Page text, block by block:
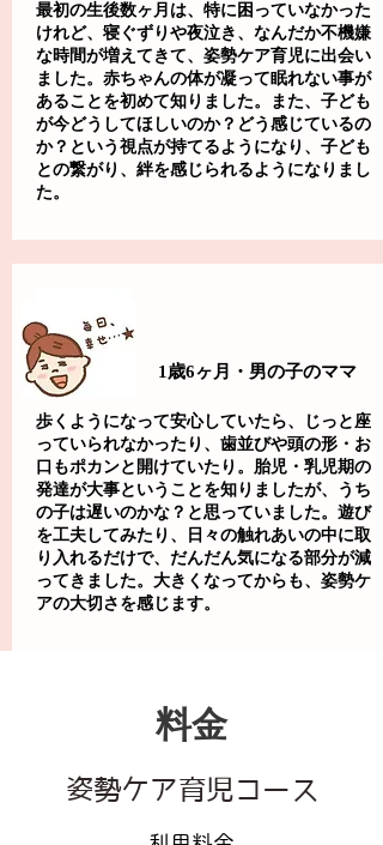
最初の生後数ヶ月は、特に困っていなかった
けれど、寝ぐずりや夜泣き、なんだか不機嫌
な時間が増えてきて、姿勢ケア育児に出会い
ました。赤ちゃんの体が凝って眠れない事が
あることを初めて知りました。また、子ども
が今どうしてほしいのか？どう感じているの
か？という視点が持てるようになり、子ども
との繋がり、絆を感じられるようになりまし
た。
1歳6ヶ月・男の子のママ
歩くようになって安心していたら、じっと座
っていられなかったり、歯並びや頭の形・お
口もポカンと開けていたり。胎児・乳児期の
発達が大事ということを知りましたが、うち
の子は遅いのかな？と思っていました。遊び
を工夫してみたり、日々の触れあいの中に取
り入れるだけで、だんだん気になる部分が減
ってきました。大きくなってからも、姿勢ケ
アの大切さを感じます。
​料金
姿勢ケア育児コース